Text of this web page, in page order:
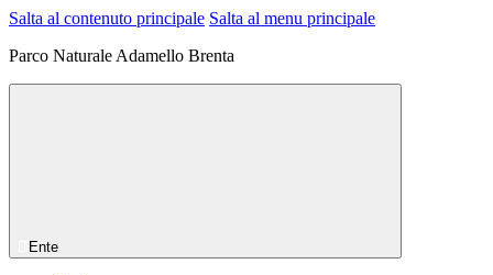
Salta al contenuto principale Salta al menu principale
Parco Naturale Adamello Brenta
Ente